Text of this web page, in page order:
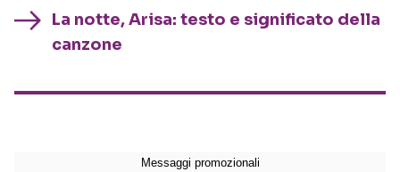
La notte, Arisa: testo e significato della
canzone